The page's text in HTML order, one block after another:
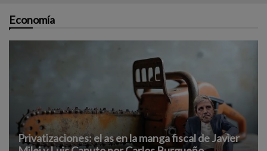
Economía
Privatizaciones: el as en la manga fiscal de Javier